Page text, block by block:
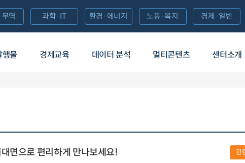
행물 경제교육 데이터 분석 멀티콘텐츠 센터소개
역 과학·IT 환경·에너지 노동·복지 경제·일반
면으로 편리하게 만나보세요! 관